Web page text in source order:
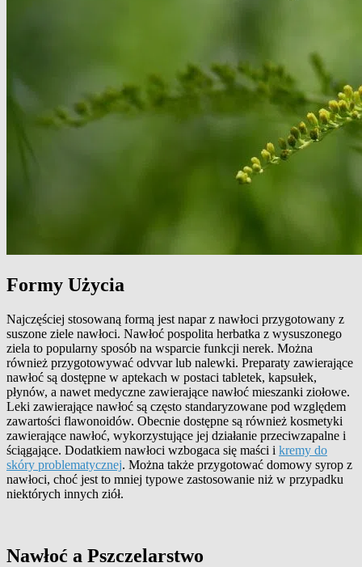
Formy Użycia
Najczęściej stosowaną formą jest napar z nawłoci przygotowany z
suszone ziele nawłoci. Nawłoć pospolita herbatka z wysuszonego
ziela to popularny sposób na wsparcie funkcji nerek. Można
również przygotowywać odvvar lub nalewki. Preparaty zawierające
nawłoć są dostępne w aptekach w postaci tabletek, kapsułek,
płynów, a nawet medyczne zawierające nawłoć mieszanki ziołowe.
Leki zawierające nawłoć są często standaryzowane pod względem
zawartości flawonoidów. Obecnie dostępne są również kosmetyki
zawierające nawłoć, wykorzystujące jej działanie przeciwzapalne i
ściągające. Dodatkiem nawłoci wzbogaca się maści i kremy do
skóry problematycznej. Można także przygotować domowy syrop z
nawłoci, choć jest to mniej typowe zastosowanie niż w przypadku
niektórych innych ziół.
Nawłoć a Pszczelarstwo